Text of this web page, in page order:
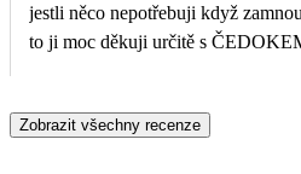
jestli něco nepotřebuji když
to ji moc děkuji určitě
Zobrazit všechny recenze